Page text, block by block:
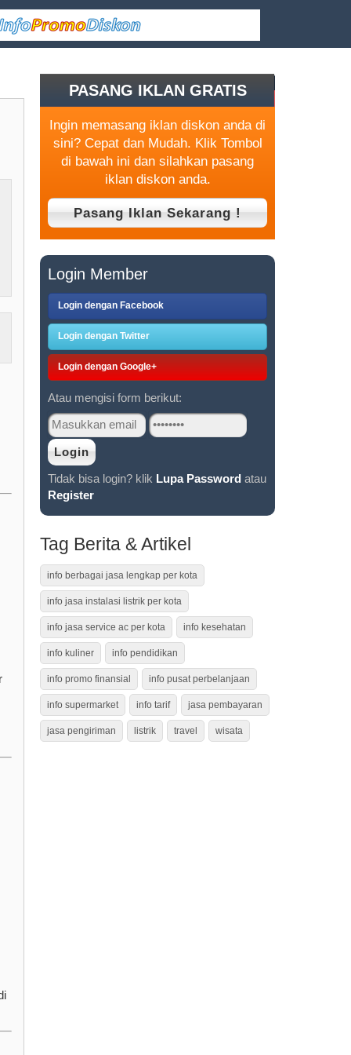
PASANG IKLAN GRATIS
Ingin memasang iklan diskon anda di
sini? Cepat dan Mudah. Klik Tombol
di bawah ini dan silahkan pasang
iklan diskon anda.
Login Member
Login dengan Facebook
Login dengan Twitter
Login dengan Google+
Atau mengisi form berikut:
Tidak bisa login? klik Lupa Password atau
Register
Tag Berita & Artikel
info berbagai jasa lengkap per kota
info jasa instalasi listrik per kota
info jasa service ac per kota info kesehatan
info kuliner info pendidikan
info promo finansial info pusat perbelanjaan
info supermarket info tarif jasa pembayaran
jasa pengiriman listrik travel wisata